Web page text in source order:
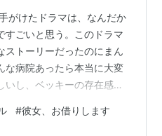
がけたドラマは、なんだか
すごいと思う。このドラマ
ストーリーだったのにまん
な病院あったら本当に大変
し、ベッキーの存在感も
写があるので気をつけて
#彼女、お借りします